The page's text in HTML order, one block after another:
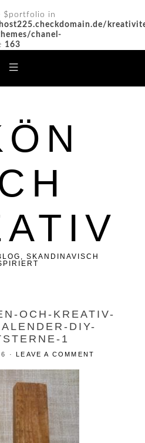
$portfolio in
chanel-
163
SKANDINAVISCH
OCH-KREATIV-
DIY-
1
·LEAVE A COMMENT